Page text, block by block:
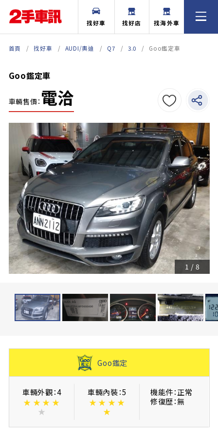
找好車 找好店 找海外車
首頁 找好車 AUDI/奧迪 Q7 3.0 Goo鑑定車
Goo鑑定車
車輛售價： 電洽
1 / 8
Goo鑑定
車輛外觀：4
★ ★ ★ ★
★
車輛內裝：5
★ ★ ★ ★
★
機能件：正常
修復歴：無